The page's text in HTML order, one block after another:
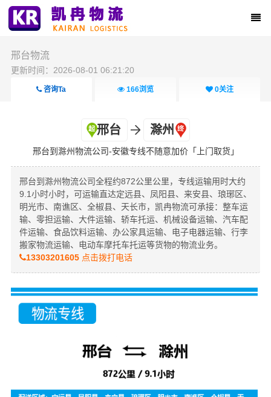
邢台物流
更新时间：2026-08-01 06:21:20
咨询Ta 166浏览 0关注
邢台 滁州
邢台到滁州物流公司-安徽专线不随意加价「上门取货」
邢台到滁州物流公司全程约872公里公里，专线运输用时大约
9.1小时小时，可运输直达定远县、凤阳县、来安县、琅琊区、
明光市、南谯区、全椒县、天长市，凯冉物流可承接：整车运
输、零担运输、大件运输、轿车托运、机械设备运输、汽车配
件运输、食品饮料运输、办公家具运输、电子电器运输、行李
搬家物流运输、电动车摩托车托运等货物的物流业务。
13303201605点击拨打电话